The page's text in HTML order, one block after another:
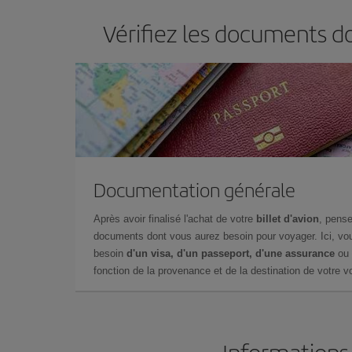
Vérifiez les documents
Documentation générale
Après avoir finalisé l'achat de votre billet d'avion,
documents dont vous aurez besoin pour voyager. Ici,
besoin d'un visa, d'un passeport, d'une assurance ou
fonction de la provenance et de la destination de votre